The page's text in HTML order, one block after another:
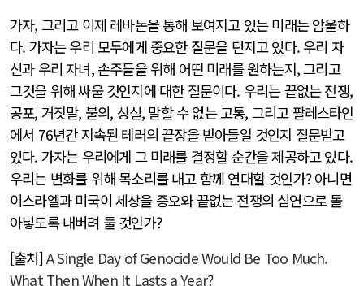
가자, 그리고 이제 레바논을 통해 보여지고 있는 미래는 암울하
다. 가자는 우리 모두에게 중요한 질문을 던지고 있다. 우리 자
신과 우리 자녀, 손주들을 위해 어떤 미래를 원하는지, 그리고
그것을 위해 싸울 것인지에 대한 질문이다. 우리는 끝없는 전쟁,
공포, 거짓말, 불의, 상실, 말할 수 없는 고통, 그리고 팔레스타인
에서 76년간 지속된 테러의 끝장을 받아들일 것인지 질문받고
있다. 가자는 우리에게 그 미래를 결정할 순간을 제공하고 있다.
우리는 변화를 위해 목소리를 내고 함께 연대할 것인가? 아니면
이스라엘과 미국이 세상을 증오와 끝없는 전쟁의 심연으로 몰
아넣도록 내버려 둘 것인가?
[출처] A Single Day of Genocide Would Be Too Much.
What Then When It Lasts a Year?